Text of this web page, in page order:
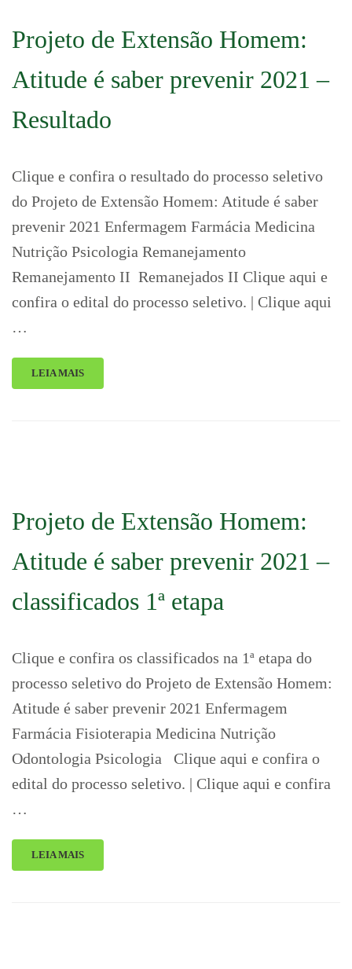
Projeto de Extensão Homem:
Atitude é saber prevenir 2021 –
Resultado
Clique e confira o resultado do processo seletivo
do Projeto de Extensão Homem: Atitude é saber
prevenir 2021 Enfermagem Farmácia Medicina
Nutrição Psicologia Remanejamento
Remanejamento II Remanejados II Clique aqui e
confira o edital do processo seletivo. | Clique aqui
…
LEIA MAIS
Projeto de Extensão Homem:
Atitude é saber prevenir 2021 –
classificados 1ª etapa
Clique e confira os classificados na 1ª etapa do
processo seletivo do Projeto de Extensão Homem:
Atitude é saber prevenir 2021 Enfermagem
Farmácia Fisioterapia Medicina Nutrição
Odontologia Psicologia Clique aqui e confira o
edital do processo seletivo. | Clique aqui e confira
…
LEIA MAIS